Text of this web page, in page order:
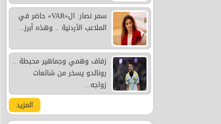
سمر نصار: ال«VAR» حاضر في
الملاعب الأردنية .. وهذه أبرز...
زفاف وهمي وجماهير محبطة ..
رونالدو يسخر من شائعات
زواجه...
المزيد